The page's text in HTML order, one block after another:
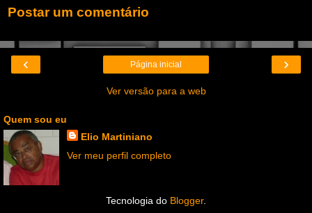
Postar um comentário
‹ ›
Página inicial
Ver versão para a web
Quem sou eu
Elio Martiniano
Ver meu perfil completo
Tecnologia do Blogger.